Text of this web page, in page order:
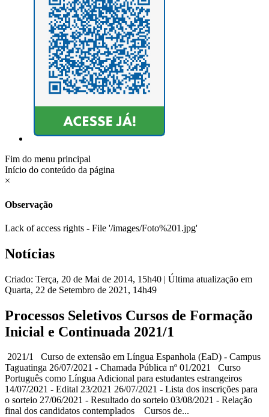
Fim do menu principal
Início do conteúdo da página
×
Observação
Lack of access rights - File '/images/Foto%201.jpg'
Notícias
Criado: Terça, 20 de Mai de 2014, 15h40 | Última atualização em
Quarta, 22 de Setembro de 2021, 14h49
Processos Seletivos Cursos de Formação
Inicial e Continuada 2021/1
2021/1 Curso de extensão em Língua Espanhola (EaD) - Campus
Taguatinga 26/07/2021 - Chamada Pública nº 01/2021 Curso
Português como Língua Adicional para estudantes estrangeiros
14/07/2021 - Edital 23/2021 26/07/2021 - Lista dos inscrições para
o sorteio 27/06/2021 - Resultado do sorteio 03/08/2021 - Relação
final dos candidatos contemplados Cursos de...